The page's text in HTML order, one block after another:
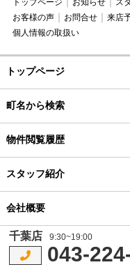
お客様の声
お問合せ 来店
個人情報の取扱い
トップページ
町名から検索
物件閲覧履歴
スタッフ紹介
会社概要
千葉店 9:30~19:00
043-